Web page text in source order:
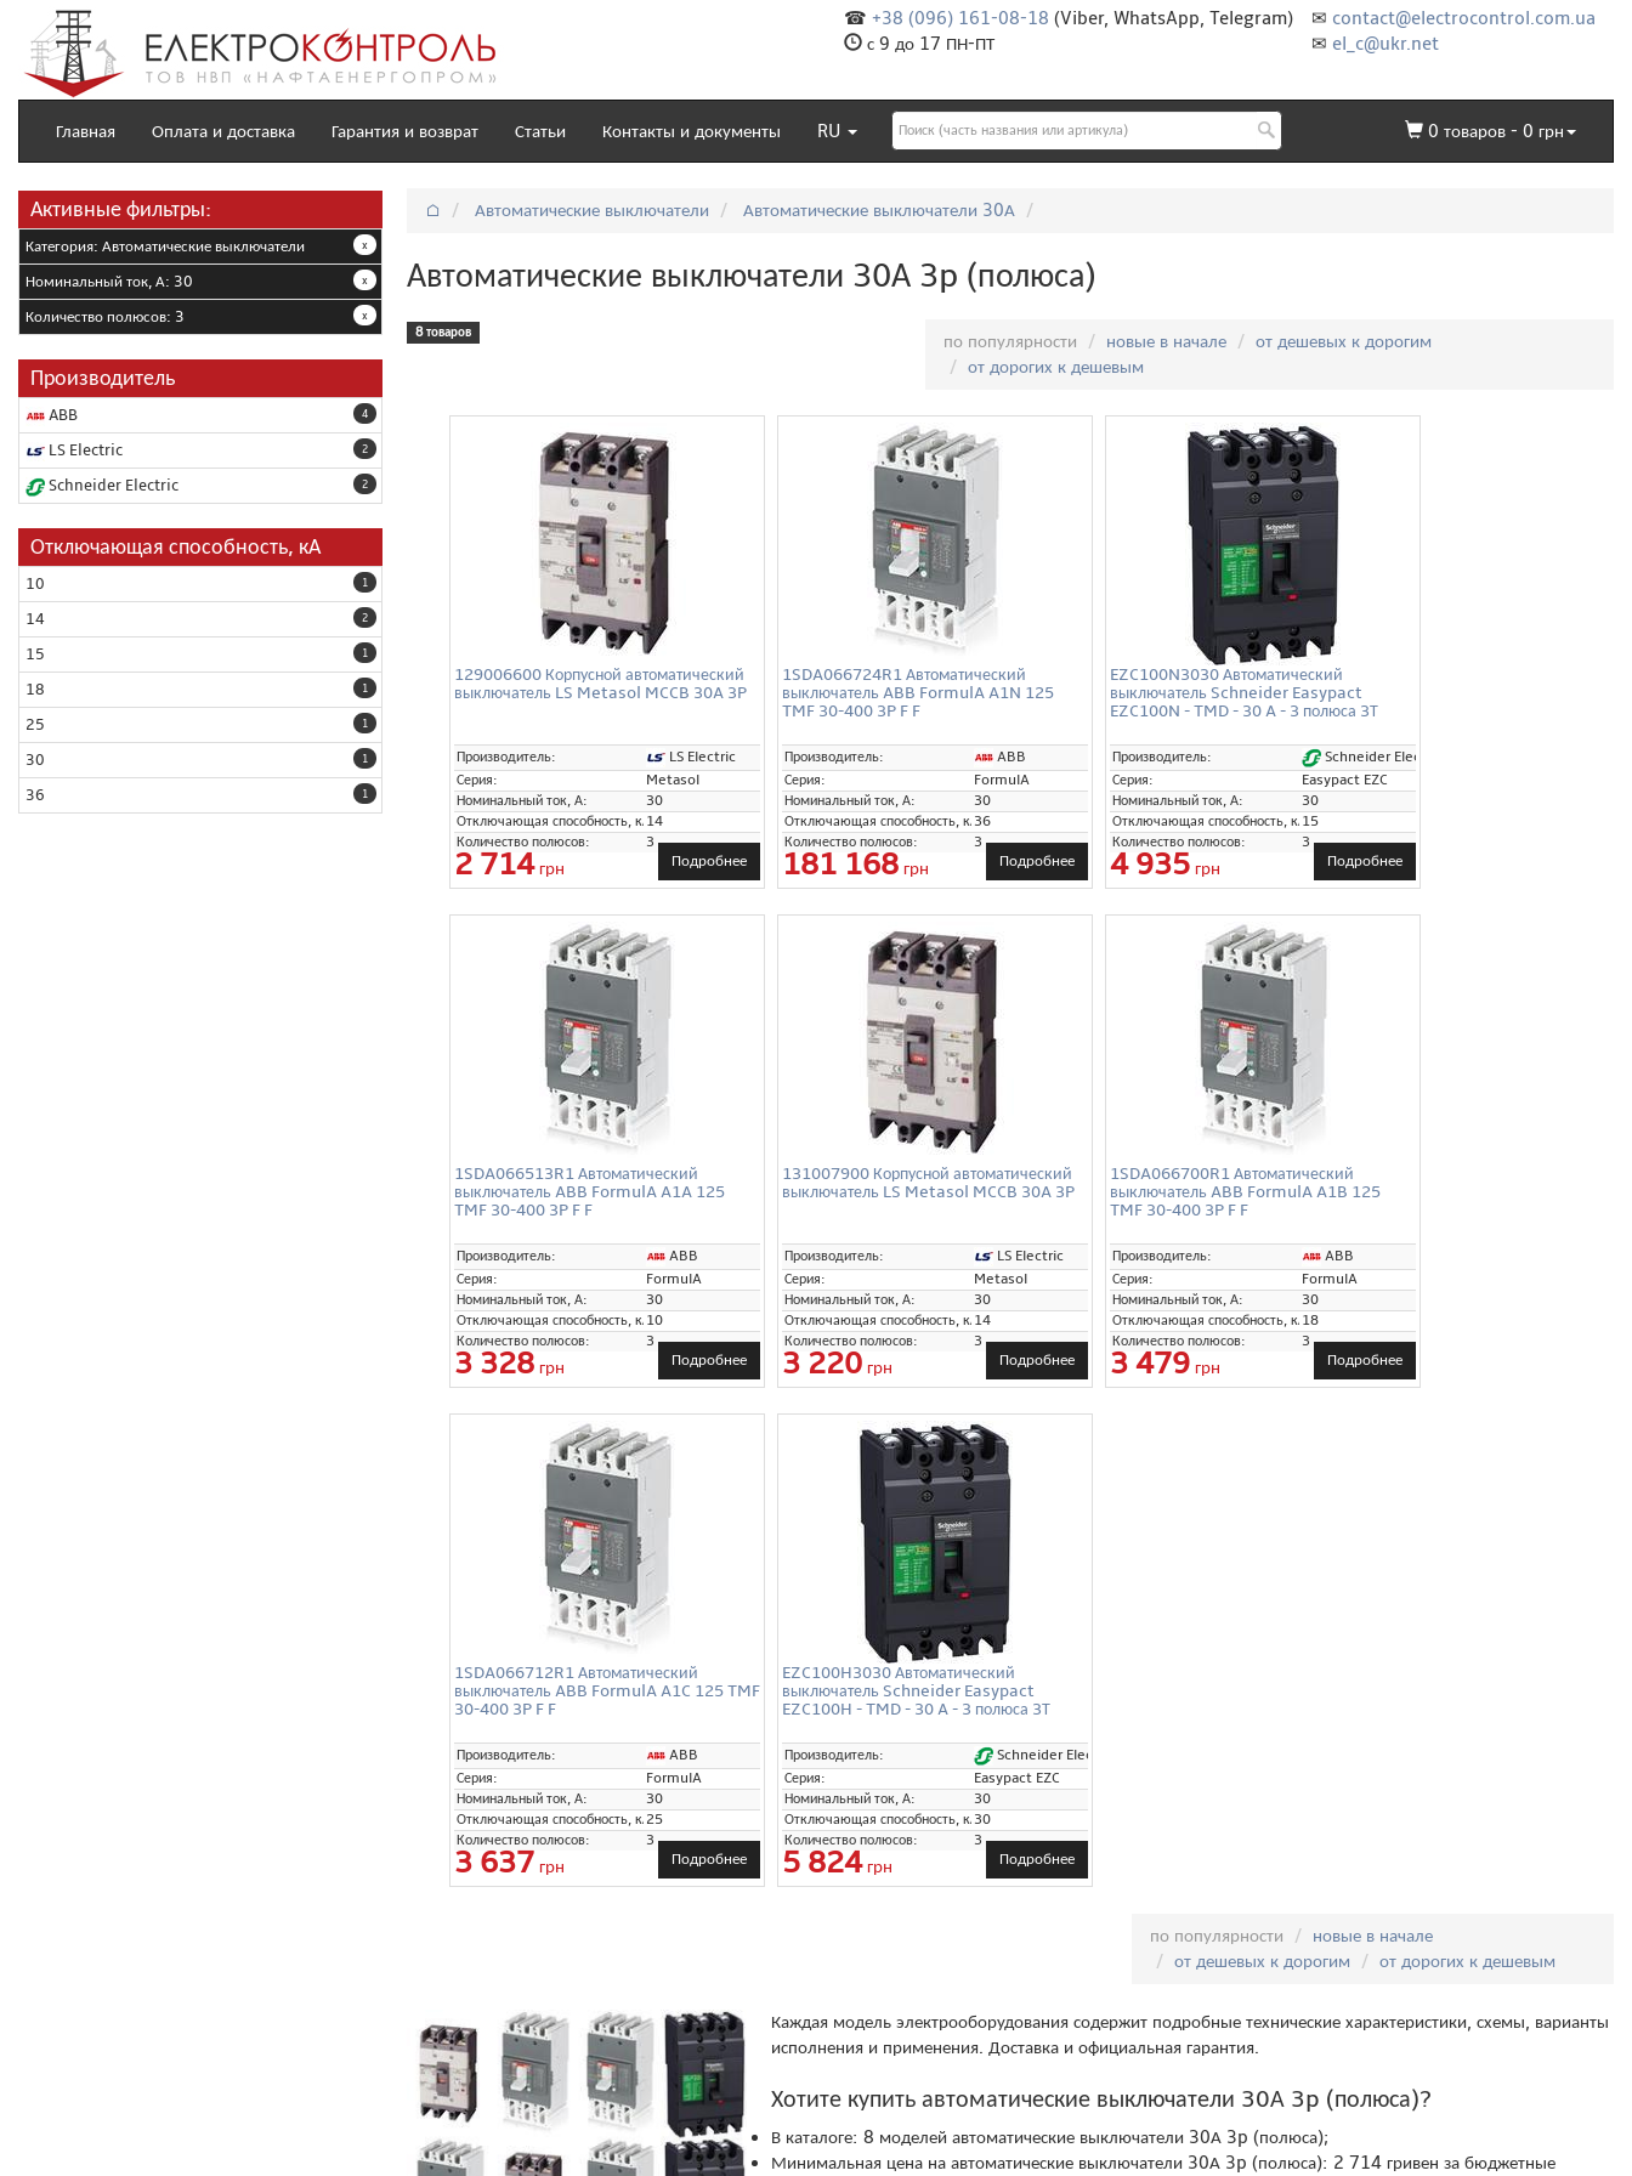
✉ contact@electrocontrol.com.ua
✉ el_c@ukr.net
☎ +38 (096) 161-08-18 (Viber, WhatsApp, Telegram)
с 9 до 17 ПН-ПТ
Главная Оплата и доставка Гарантия и возврат Статьи Контакты и документы RU 0 товаров - 0 грн
Активные фильтры:
x
Категория: Автоматические выключатели
x
Номинальный ток, А: 30
x
Количество полюсов: 3
Производитель
4
ABB
2
LS Electric
2
Schneider Electric
Отключающая способность, кА
1
10
2
14
1
15
1
18
1
25
1
30
1
36
⌂ Автоматические выключатели Автоматические выключатели 30А
Автоматические выключатели 30А 3p (полюса)
8 товаров по популярности новые в начале
от дешевых к дорогим
от дорогих к дешевым
129006600 Корпусной автоматический
выключатель LS Metasol MCCB 30A 3P
Производитель:
LS Electric
Серия:
Metasol
Номинальный ток, А:
30
Отключающая способность, кА:14
Количество полюсов:
3
2 714грн Подробнее
1SDA066724R1 Автоматический
выключатель ABB FormulA A1N 125
TMF 30-400 3P F F
Производитель:
ABB
Серия:
FormulA
Номинальный ток, А:
30
Отключающая способность, кА:36
Количество полюсов:
3
181 168 грн Подробнее
EZC100N3030 Автоматический
выключатель Schneider Easypact
EZC100N - TMD - 30 A - 3 полюса 3Т
Производитель:
Schneider Electric
Серия:
Easypact EZC
Номинальный ток, А:
30
Отключающая способность, кА:15
Количество полюсов:
3
4 935 грн Подробнее
1SDA066513R1 Автоматический
выключатель ABB FormulA A1A 125
TMF 30-400 3P F F
Производитель:
ABB
Серия:
FormulA
Номинальный ток, А:
30
Отключающая способность, кА:10
Количество полюсов:
3
3 328 грн Подробнее
131007900 Корпусной автоматический
выключатель LS Metasol MCCB 30A 3P
Производитель:
LS Electric
Серия:
Metasol
Номинальный ток, А:
30
Отключающая способность, кА:14
Количество полюсов:
3
3 220 грн Подробнее
1SDA066700R1 Автоматический
выключатель ABB FormulA A1B 125
TMF 30-400 3P F F
Производитель:
ABB
Серия:
FormulA
Номинальный ток, А:
30
Отключающая способность, кА:18
Количество полюсов:
3
3 479 грн Подробнее
1SDA066712R1 Автоматический
выключатель ABB FormulA A1C 125 TMF
30-400 3P F F
Производитель:
ABB
Серия:
FormulA
Номинальный ток, А:
30
Отключающая способность, кА:25
Количество полюсов:
3
3 637 грн Подробнее
EZC100H3030 Автоматический
выключатель Schneider Easypact
EZC100H - TMD - 30 A - 3 полюса 3Т
Производитель:
Schneider Electric
Серия:
Easypact EZC
Номинальный ток, А:
30
Отключающая способность, кА:30
Количество полюсов:
3
5 824грн Подробнее
по популярности
новые в начале
от дешевых к дорогим
от дорогих к дешевым
Каждая модель электрооборудования содержит подробные технические характеристики, схемы, варианты
исполнения и применения. Доставка и официальная гарантия.
Хотите купить автоматические выключатели 30А 3p (полюса)?
В каталоге: 8 моделей автоматические выключатели 30А 3p (полюса);
Минимальная цена на автоматические выключатели 30А 3p (полюса): 2 714 гривен за бюджетные